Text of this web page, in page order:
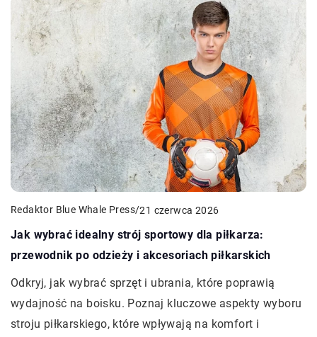
Redaktor Blue Whale Press/21 czerwca 2026
Jak wybrać idealny strój sportowy dla piłkarza:
przewodnik po odzieży i akcesoriach piłkarskich
Odkryj, jak wybrać sprzęt i ubrania, które poprawią
wydajność na boisku. Poznaj kluczowe aspekty wyboru
stroju piłkarskiego, które wpływają na komfort i